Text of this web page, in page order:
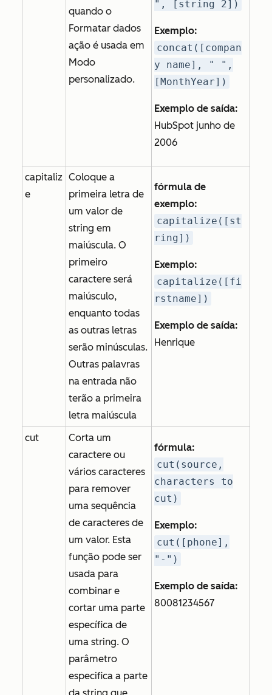
quando o
Formatar dados
ação é usada em
Modo
personalizado.
", [string 2])
Exemplo:
concat([compan
y name], " ",
[MonthYear])
Exemplo de saída:
HubSpot junho de
2006
capitaliz
e
Coloque a
primeira letra de
um valor de
string em
maiúscula. O
primeiro
caractere será
maiúsculo,
enquanto todas
as outras letras
serão minúsculas.
Outras palavras
na entrada não
terão a primeira
letra maiúscula
fórmula de
exemplo:
capitalize([st
ring])
Exemplo:
capitalize([fi
rstname])
Exemplo de saída:
Henrique
cut
Corta um
caractere ou
vários caracteres
para remover
uma sequência
de caracteres de
um valor. Esta
função pode ser
usada para
combinar e
cortar uma parte
específica de
uma string. O
parâmetro
especifica a parte
fórmula:
cut(source,
characters to
cut)
Exemplo:
cut([phone],
"-")
Exemplo de saída:
80081234567